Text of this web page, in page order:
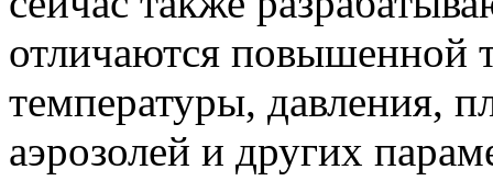
отличаются повышенной
температуры, давления,
аэрозолей и других